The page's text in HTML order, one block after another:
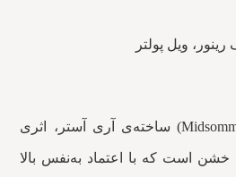
ویل پولتر
فیلم «نیمه تابستان» (Midsommar) ساخته‌ی آری آستر، اثری
خشن است که با اعتماد به‌نفس بالا